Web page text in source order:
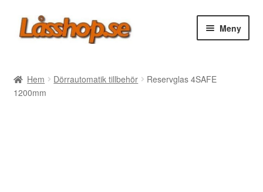
Hoppa
till
Hoppa
till
Meny
Rea
Hem Dörrautomatik tillbehör
Reservglas 4SAFE
1200mm